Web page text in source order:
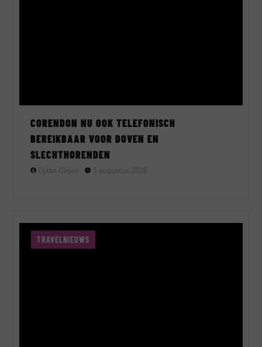
CORENDON NU OOK TELEFONISCH
BEREIKBAAR VOOR DOVEN EN
SLECHTHORENDEN
Dylan Cinjee 3 augustus 2026
TRAVELNIEUWS